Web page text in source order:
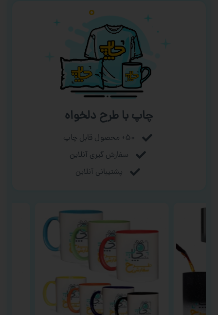
چاپ با طرح دلخواه
۵۰+ محصول قابل چاپ
سفارش گیری آنلاین
پشتیبانی آنلاین